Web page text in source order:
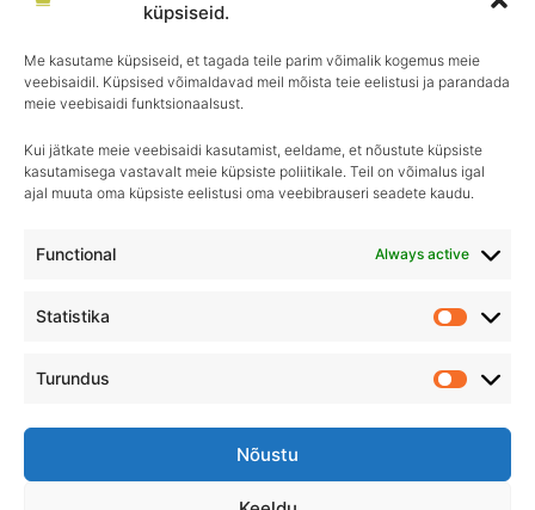
küpsiseid.
Me kasutame küpsiseid, et tagada teile parim võimalik kogemus meie
veebisaidil. Küpsised võimaldavad meil mõista teie eelistusi ja parandada
meie veebisaidi funktsionaalsust.
Kui jätkate meie veebisaidi kasutamist, eeldame, et nõustute küpsiste
kasutamisega vastavalt meie küpsiste poliitikale. Teil on võimalus igal
ajal muuta oma küpsiste eelistusi oma veebibrauseri seadete kaudu.
Functional Always active
Statistika
Turundus
Nõustu
Desinfitseerimisvahendid
Põrandapesu
Pesuvahendid
Igapäevane hooldus, ületamatu sära–